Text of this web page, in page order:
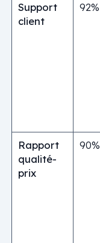
Support
client
92%
Rapport
qualité-
prix
90%